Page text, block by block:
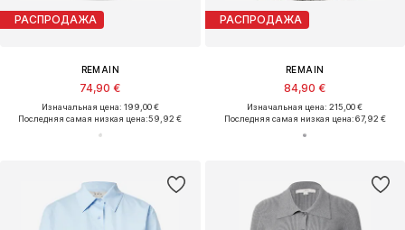
РАСПРОДАЖА
REMAIN
74,90 €
Изначальная цена: 199,00 €
Последняя самая низкая цена:59,92 €
РАСПРОДАЖА
REMAIN
84,90 €
Изначальная цена: 215,00 €
Последняя самая низкая цена:67,92 €